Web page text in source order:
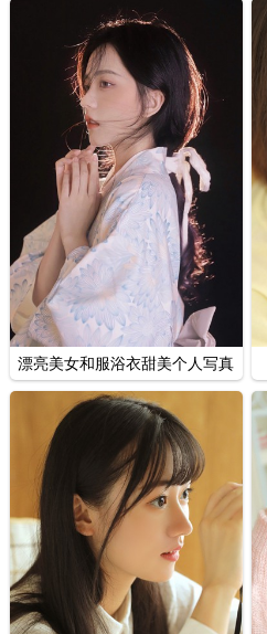
漂亮美女和服浴衣甜美个人写真